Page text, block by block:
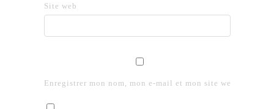
Site web
Enregistrer mon nom, mon e-mail et mon site web dans le